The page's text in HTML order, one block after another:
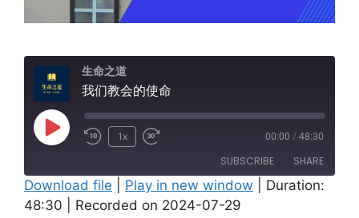
生命之道
我们教会的使命
Play
1x 00:00 / 48:30
SUBSCRIBE SHARE
Amazon Apple Podcasts
SHARE
Download file Play in new window
Duration:
48:30
Recorded on 2024-07-29